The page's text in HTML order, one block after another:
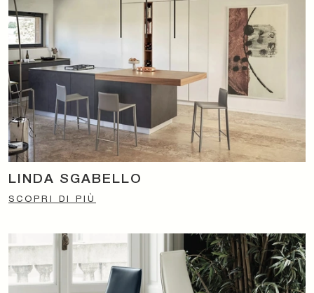
LINDA SGABELLO
SCOPRI DI PIÙ